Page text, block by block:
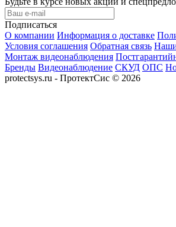
Подписаться
О компании Информация о доставке
Условия соглашения Обратная связь
Монтаж видеонаблюдения
Бренды Видеонаблюдение СКУД ОПС
protectsys.ru - ПротектСис © 2026